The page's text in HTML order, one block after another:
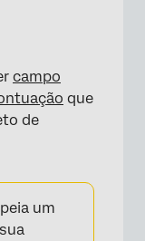
campo
que
de
um